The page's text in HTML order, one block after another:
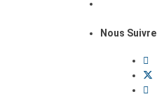
Nous Suivre